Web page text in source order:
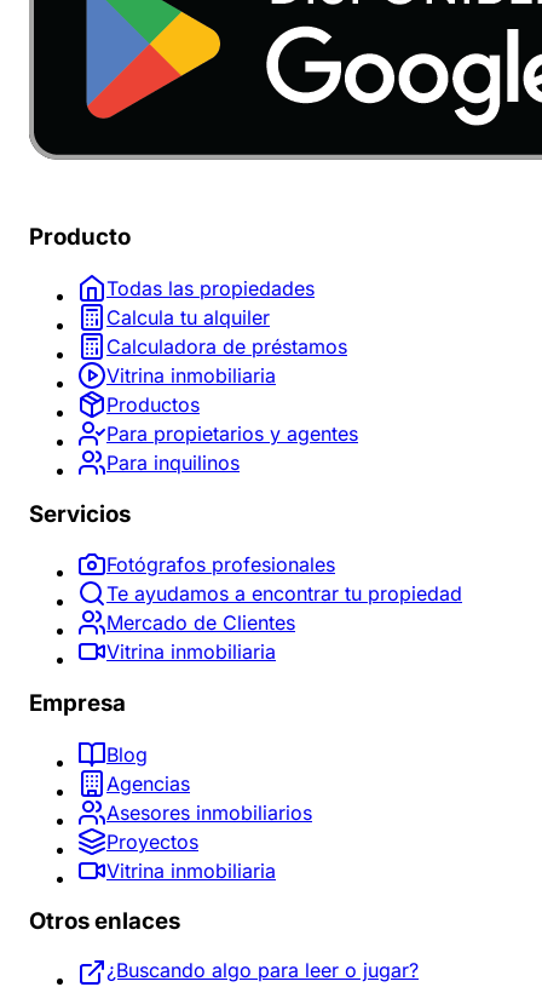
Producto
Todas las propiedades
Calcula tu alquiler
Calculadora de préstamos
Vitrina inmobiliaria
Productos
Para propietarios y agentes
Para inquilinos
Servicios
Fotógrafos profesionales
Te ayudamos a encontrar tu propiedad
Mercado de Clientes
Vitrina inmobiliaria
Empresa
Blog
Agencias
Asesores inmobiliarios
Proyectos
Vitrina inmobiliaria
Otros enlaces
¿Buscando algo para leer o jugar?